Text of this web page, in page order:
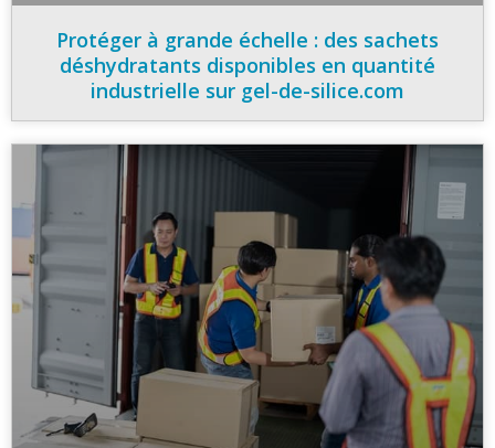
Protéger à grande échelle : des sachets
déshydratants disponibles en quantité
industrielle sur gel-de-silice.com